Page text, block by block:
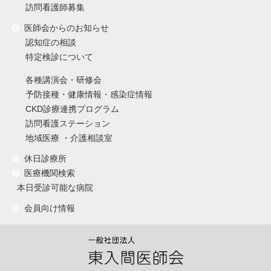
訪問看護師募集
医師会からのお知らせ
認知症の相談
特定検診について
各種講演会・研修会
予防接種・健康情報・感染症情報
CKD診療連携プログラム
訪問看護ステーション
地域医療 ・介護相談室
休日診療所
医療機関検索
本日受診可能な病院
会員向け情報